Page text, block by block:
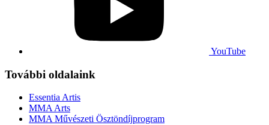
YouTube
További oldalaink
Essentia Artis
MMA Arts
MMA Művészeti Ösztöndíjprogram